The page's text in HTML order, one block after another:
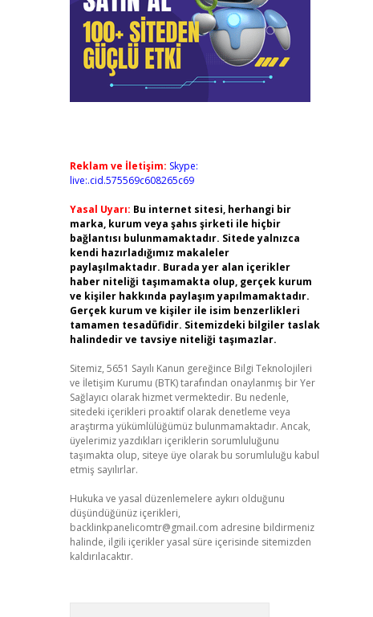
Reklam ve İletişim: Skype:
live:.cid.575569c608265c69
Yasal Uyarı: Bu internet sitesi, herhangi bir
marka, kurum veya şahıs şirketi ile hiçbir
bağlantısı bulunmamaktadır. Sitede yalnızca
kendi hazırladığımız makaleler
paylaşılmaktadır. Burada yer alan içerikler
haber niteliği taşımamakta olup, gerçek kurum
ve kişiler hakkında paylaşım yapılmamaktadır.
Gerçek kurum ve kişiler ile isim benzerlikleri
tamamen tesadüfidir. Sitemizdeki bilgiler taslak
halindedir ve tavsiye niteliği taşımazlar.
Sitemiz, 5651 Sayılı Kanun gereğince Bilgi Teknolojileri
ve İletişim Kurumu (BTK) tarafından onaylanmış bir Yer
Sağlayıcı olarak hizmet vermektedir. Bu nedenle,
sitedeki içerikleri proaktif olarak denetleme veya
araştırma yükümlülüğümüz bulunmamaktadır. Ancak,
üyelerimiz yazdıkları içeriklerin sorumluluğunu
taşımakta olup, siteye üye olarak bu sorumluluğu kabul
etmiş sayılırlar.
Hukuka ve yasal düzenlemelere aykırı olduğunu
düşündüğünüz içerikleri,
backlinkpanelicomtr@gmail.com adresine bildirmeniz
halinde, ilgili içerikler yasal süre içerisinde sitemizden
kaldırılacaktır.